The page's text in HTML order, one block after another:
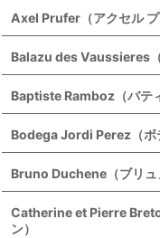
Axel Prufer（アクセル プ
Balazu des Vaussieres（
Baptiste Ramboz（バテ
Bodega Jordi Perez（ボ
Bruno Duchene（ブリュ
Catherine et Pierre
ン）